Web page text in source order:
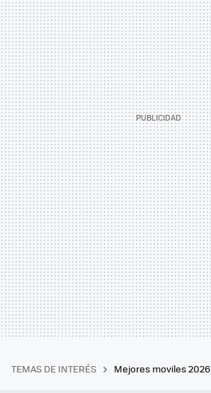
TEMAS DE INTERÉS Mejores moviles 2026